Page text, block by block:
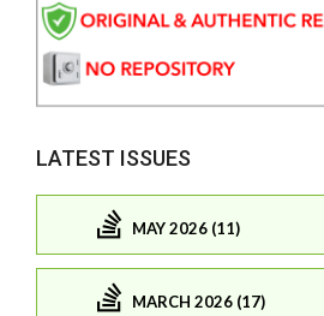
LATEST ISSUES
MAY 2026 (11)
MARCH 2026 (17)